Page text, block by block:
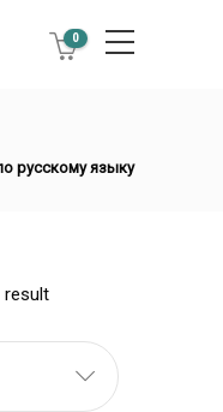
0
русскому языку
result